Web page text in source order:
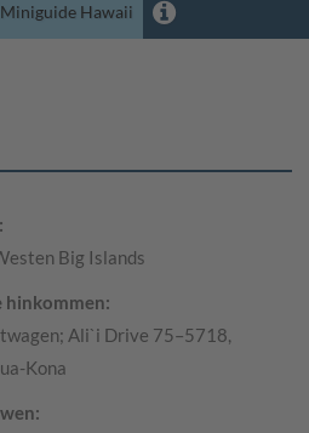
Miniguide Hawaii
Big Islands
hinkommen:
Ali`i Drive 75–5718,
Kona